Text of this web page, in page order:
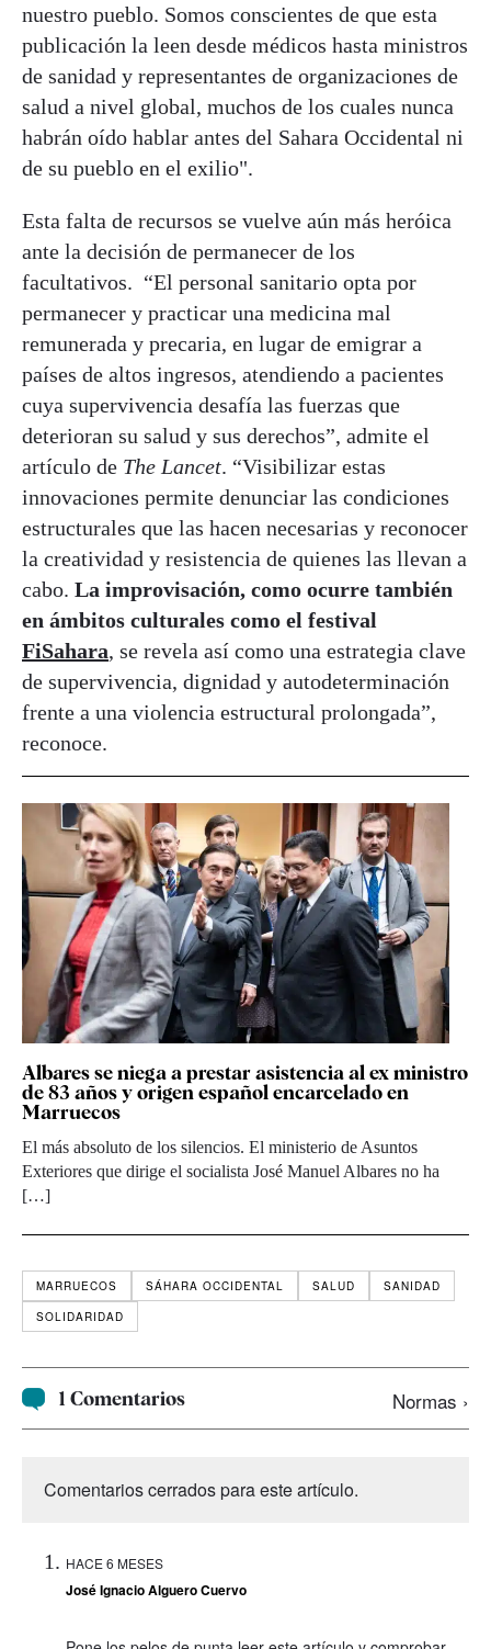
nuestro pueblo. Somos conscientes de que esta
publicación la leen desde médicos hasta ministros
de sanidad y representantes de organizaciones de
salud a nivel global, muchos de los cuales nunca
habrán oído hablar antes del Sahara Occidental ni
de su pueblo en el exilio".
Esta falta de recursos se vuelve aún más heróica
ante la decisión de permanecer de los
facultativos. “El personal sanitario opta por
permanecer y practicar una medicina mal
remunerada y precaria, en lugar de emigrar a
países de altos ingresos, atendiendo a pacientes
cuya supervivencia desafía las fuerzas que
deterioran su salud y sus derechos”, admite el
artículo de The Lancet. “Visibilizar estas
innovaciones permite denunciar las condiciones
estructurales que las hacen necesarias y reconocer
la creatividad y resistencia de quienes las llevan a
cabo. La improvisación, como ocurre también
en ámbitos culturales como el festival
FiSahara, se revela así como una estrategia clave
de supervivencia, dignidad y autodeterminación
frente a una violencia estructural prolongada”,
reconoce.
Albares se niega a prestar asistencia al ex ministro
de 83 años y origen español encarcelado en
Marruecos
El más absoluto de los silencios. El ministerio de Asuntos
Exteriores que dirige el socialista José Manuel Albares no ha
[…]
MARRUECOS SÁHARA OCCIDENTAL SALUD
SANIDAD
SOLIDARIDAD
1 Comentarios Normas ›
Comentarios cerrados para este artículo.
HACE 6 MESES
José Ignacio Alguero Cuervo